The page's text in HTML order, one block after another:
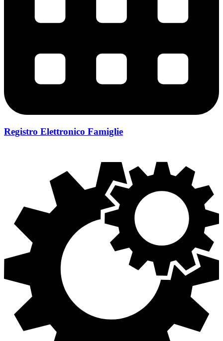
Registro Elettronico Famiglie